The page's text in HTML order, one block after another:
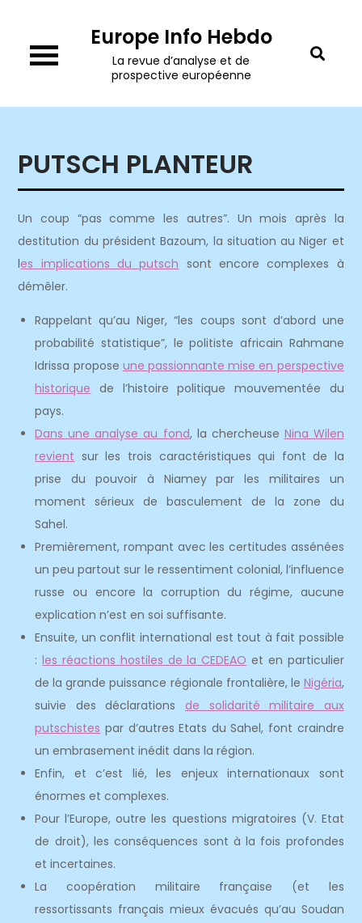
content
Europe Info Hebdo
La revue d’analyse et de
prospective européenne
PUTSCH PLANTEUR
Un coup “pas comme les autres”. Un mois après la
destitution du président Bazoum, la situation au Niger et
les implications du putsch sont encore complexes à
démêler.
Rappelant qu’au Niger, “les coups sont d’abord une
probabilité statistique”, le politiste africain Rahmane
Idrissa propose une passionnante mise en perspective
historique de l’histoire politique mouvementée du
pays.
Dans une analyse au fond, la chercheuse Nina Wilen
revient sur les trois caractéristiques qui font de la
prise du pouvoir à Niamey par les militaires un
moment sérieux de basculement de la zone du
Sahel.
Premièrement, rompant avec les certitudes assénées
un peu partout sur le ressentiment colonial, l’influence
russe ou encore la corruption du régime, aucune
explication n’est en soi suffisante.
Ensuite, un conflit international est tout à fait possible
:les réactions hostiles de la CEDEAO et en particulier
de la grande puissance régionale frontalière, le Nigéria,
suivie des déclarations de solidarité militaire aux
putschistes par d’autres Etats du Sahel, font craindre
un embrasement inédit dans la région.
Enfin, et c’est lié, les enjeux internationaux sont
énormes et complexes.
Pour l’Europe, outre les questions migratoires (V. Etat
de droit), les conséquences sont à la fois profondes
et incertaines.
La coopération militaire française (et les
ressortissants français mieux évacués qu’au Soudan